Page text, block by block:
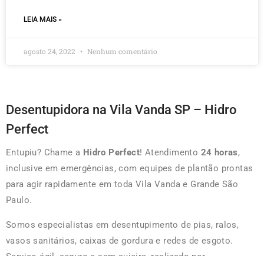
LEIA MAIS »
agosto 24, 2022 Nenhum comentário
Desentupidora na Vila Vanda SP – Hidro
Perfect
Entupiu? Chame a Hidro Perfect! Atendimento 24 horas,
inclusive em emergências, com equipes de plantão prontas
para agir rapidamente em toda Vila Vanda e Grande São
Paulo.
Somos especialistas em desentupimento de pias, ralos,
vasos sanitários, caixas de gordura e redes de esgoto.